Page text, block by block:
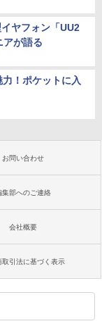
ヤフォン「UU2
アが語る
！ポケットに入
お問い合わせ
集部へのご連絡
会社概要
取引法に基づく表示